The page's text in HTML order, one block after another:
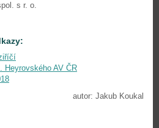
s r. o.
Heyrovského AV ČR
autor: Jakub Koukal